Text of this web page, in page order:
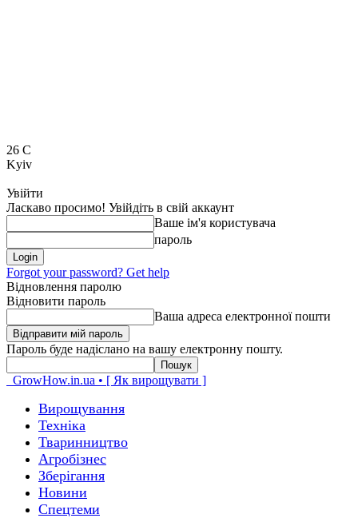
26 C
Kyiv
Увійти
Ласкаво просимо! Увійдіть в свій аккаунт
Ваше ім'я користувача
пароль
Forgot your password? Get help
Відновлення паролю
Відновити пароль
Ваша адреса електронної пошти
Пароль буде надіслано на вашу електронну пошту.
GrowHow.in.ua • [ Як вирощувати ]
Вирощування
Техніка
Тваринництво
Агробізнес
Зберігання
Новини
Спецтеми